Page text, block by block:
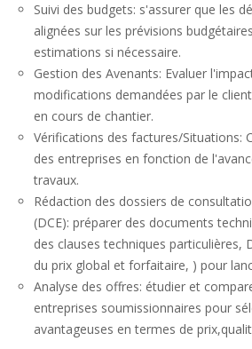
Suivi des budgets: s'assurer que les
alignées sur les prévisions
estimations si nécessaire.
Gestion des Avenants: Evaluer
modifications demandées par le
en cours de chantier.
Vérifications des factures/Situations:
des entreprises en fonction de
travaux.
Rédaction des dossiers de
(DCE): préparer des documents
des clauses techniques particulières,
du prix global et forfaitaire, ) pour
Analyse des offres: étudier et
entreprises soumissionnaires pour
avantageuses en termes de